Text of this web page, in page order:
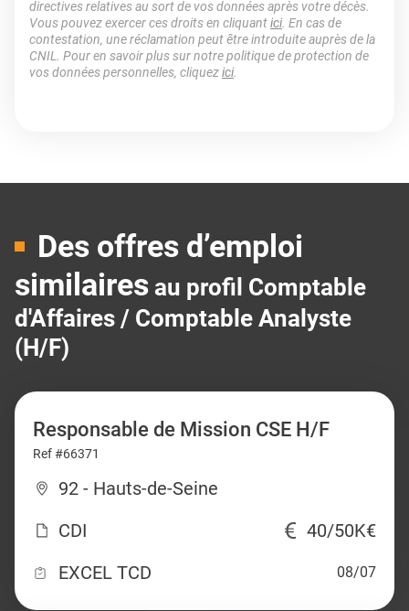
directives relatives au sort de vos données après votre décès.
Vous pouvez exercer ces droits en cliquantici. En cas de
contestation, une réclamation peut être introduite auprès de la
CNIL. Pour en savoir plus sur notre politique de protection de
vos données personnelles, cliquezici.
Des offres d’emploi
similaires au profil Comptable
d'Affaires / Comptable Analyste
(H/F)
Responsable de Mission CSE H/F
Ref #66371
92 - Hauts-de-Seine
CDI
40/50K€
EXCEL TCD
08/07